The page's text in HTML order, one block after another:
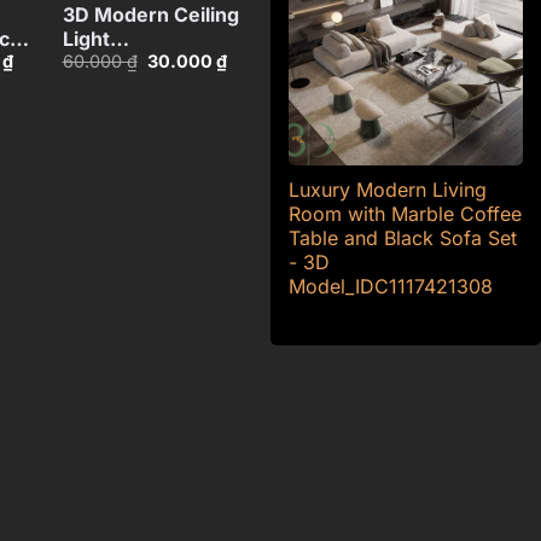
₫Giá
hiện
3D Modern Ceiling
Light
Design_HJI4803719931072
60.000₫ Giá
30.000 ₫Giá
hiện
30.000 ₫.
Luxury Modern Living
Room with Marble Coffee
Table and Black Sofa Set
- 3D
Model_IDC1117421308